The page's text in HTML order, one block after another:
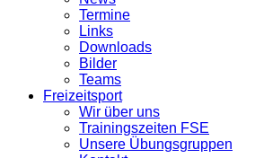
Termine
Links
Downloads
Bilder
Teams
Freizeitsport
Wir über uns
Trainingszeiten FSE
Unsere Übungsgruppen